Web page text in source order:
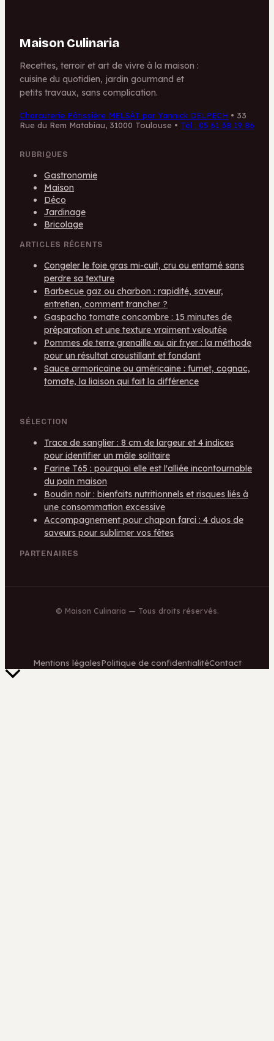
Maison Culinaria
Recettes, terroir et art de vivre à la maison :
cuisine du quotidien, jardin gourmand et
petits travaux, sans complication.
Charcuterie Pâtissière MELSÀT par Yannick DELPECH • 33
Rue du Rem Matabiau, 31000 Toulouse • Tél : 05 61 38 19 86
RUBRIQUES
Gastronomie
Maison
Déco
Jardinage
Bricolage
ARTICLES RÉCENTS
Congeler le foie gras mi-cuit, cru ou entamé sans
perdre sa texture
Barbecue gaz ou charbon : rapidité, saveur,
entretien, comment trancher ?
Gaspacho tomate concombre : 15 minutes de
préparation et une texture vraiment veloutée
Pommes de terre grenaille au air fryer : la méthode
pour un résultat croustillant et fondant
Sauce armoricaine ou américaine : fumet, cognac,
tomate, la liaison qui fait la différence
SÉLECTION
Trace de sanglier : 8 cm de largeur et 4 indices
pour identifier un mâle solitaire
Farine T65 : pourquoi elle est l'alliée incontournable
du pain maison
Boudin noir : bienfaits nutritionnels et risques liés à
une consommation excessive
Accompagnement pour chapon farci : 4 duos de
saveurs pour sublimer vos fêtes
PARTENAIRES
© Maison Culinaria — Tous droits réservés.
Mentions légalesPolitique de confidentialitéContact